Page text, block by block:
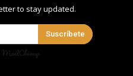
to stay updated.
Suscríbete